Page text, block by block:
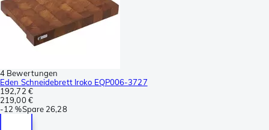
4 Bewertungen
Eden Schneidebrett Iroko EQP006-3727
192,72 €
219,00 €
-12 %Spare 26,28